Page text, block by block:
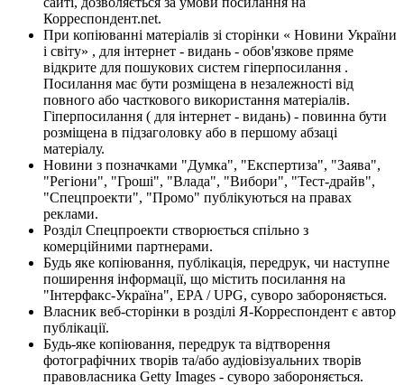
Корреспондент.net.
При копіюванні матеріалів зі сторінки « Новини України
і світу» , для інтернет - видань - обов'язкове пряме
відкрите для пошукових систем гіперпосилання .
Посилання має бути розміщена в незалежності від
повного або часткового використання матеріалів.
Гіперпосилання ( для інтернет - видань) - повинна бути
розміщена в підзаголовку або в першому абзаці
матеріалу.
Новини з позначками "Думка", "Експертиза", "Заява",
"Регіони", "Гроші", "Влада", "Вибори", "Тест-драйв",
"Спецпроекти", "Промо" публікуються на правах
реклами.
Розділ Спецпроекти створюється спільно з
комерційними партнерами.
Будь яке копіювання, публікація, передрук, чи наступне
поширення інформації, що містить посилання на
"Інтерфакс-Україна", EPA / UPG, суворо забороняється.
Власник веб-сторінки в розділі Я-Корреспондент є автор
публікації.
Будь-яке копіювання, передрук та відтворення
фотографічних творів та/або аудіовізуальних творів
правовласника Getty Images - суворо забороняється.